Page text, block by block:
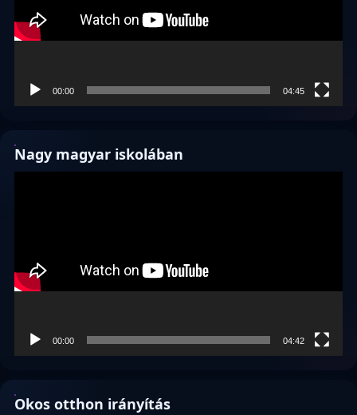
00:00 04:45
Nagy magyar iskolában
00:00 04:42
Okos otthon irányítás